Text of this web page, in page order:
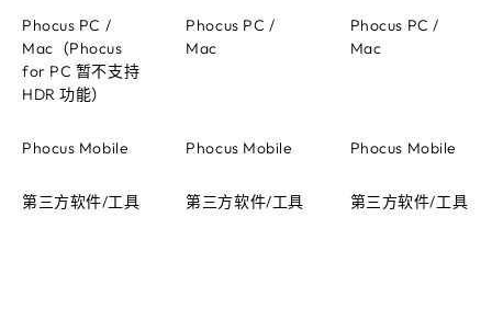
Phocus PC /
Mac（Phocus
for PC 暂不支持
HDR 功能）
Phocus PC /
Mac
Phocus PC /
Mac
Phocus Mobile Phocus Mobile Phocus Mobile
第三方软件/工具 第三方软件/工具 第三方软件/工具